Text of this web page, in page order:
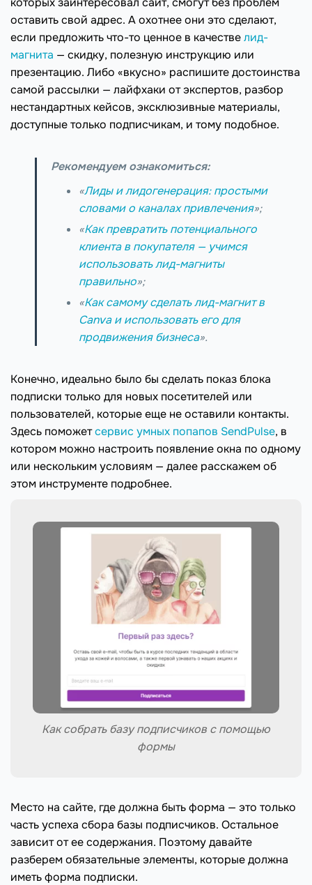
оставить свой адрес. А охотнее они это сделают,
если предложить что-то ценное в качествелид-
магнита — скидку, полезную инструкцию или
презентацию. Либо «вкусно» распишите достоинства
самой рассылки — лайфхаки от экспертов, разбор
нестандартных кейсов, эксклюзивные материалы,
доступные только подписчикам, и тому подобное.
Рекомендуем ознакомиться:
«Лиды и лидогенерация: простыми
словами о каналах привлечения»;
«Как превратить потенциального
клиента в покупателя — учимся
использовать лид-магниты
правильно»;
«Как самому сделать лид-магнит в
Canva и использовать его для
продвижения бизнеса».
Конечно, идеально было бы сделать показ блока
подписки только для новых посетителей или
пользователей, которые еще не оставили контакты.
Здесь поможетсервис умных попапов SendPulse, в
котором можно настроить появление окна по одному
или нескольким условиям — далее расскажем об
этом инструменте подробнее.
Как собрать базу подписчиков с помощью
формы
Место на сайте, где должна быть форма — это только
часть успеха сбора базы подписчиков. Остальное
зависит от ее содержания. Поэтому давайте
разберем обязательные элементы, которые должна
иметь форма подписки.